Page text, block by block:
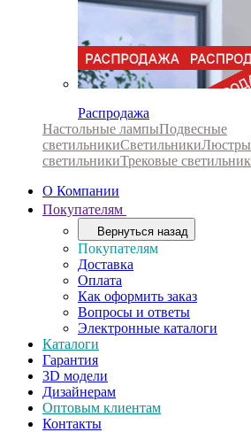
Распродажа
Настольные лампыПодвесные
светильникиСветильникиЛюстры
светильникиТрековые
О Компании
Покупателям
Вернуться назад
Покупателям
Доставка
Оплата
Как оформить заказ
Вопросы и ответы
Электронные каталоги
Каталоги
Гарантия
3D модели
Дизайнерам
Оптовым клиентам
Контакты